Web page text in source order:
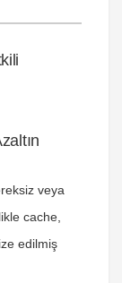
veya
cache,
edilmiş